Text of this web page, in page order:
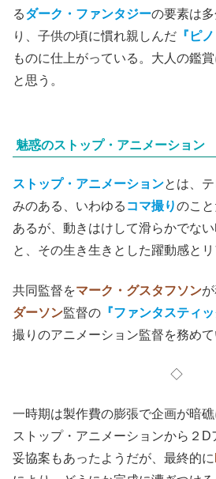
るダーク・ファンタジーの要素は
り、子供の頃に慣れ親しんだ 『ピ
ものに仕上がっている。大人の鑑
と思う。
魅惑のストップ・アニメーション
ストップ・アニメーションとは、
みのある、いわゆる コマ撮りのこ
あるが、動きはけして滑らかでな
と、その生き生きとした躍動感とリ
共同監督をマーク・グスタフソンが
ダーソン監督の 『ファンタスティ
撮りのアニメーション監督を務めて
◇
一時期は製作費の膨張で企画が暗礁
ストップ・アニメーションから２
妥協案もあったようだが、最終的に